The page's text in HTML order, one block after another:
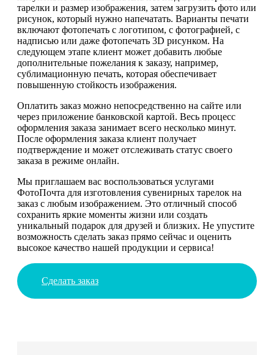
тарелки и размер изображения, затем загрузить фото или
рисунок, который нужно напечатать. Варианты печати
включают фотопечать с логотипом, с фотографией, с
надписью или даже фотопечать 3D рисунком. На
следующем этапе клиент может добавить любые
дополнительные пожелания к заказу, например,
сублимационную печать, которая обеспечивает
повышенную стойкость изображения.
Оплатить заказ можно непосредственно на сайте или
через приложение банковской картой. Весь процесс
оформления заказа занимает всего несколько минут.
После оформления заказа клиент получает
подтверждение и может отслеживать статус своего
заказа в режиме онлайн.
Мы приглашаем вас воспользоваться услугами
ФотоПочта для изготовления сувенирных тарелок на
заказ с любым изображением. Это отличный способ
сохранить яркие моменты жизни или создать
уникальный подарок для друзей и близких. Не упустите
возможность сделать заказ прямо сейчас и оценить
высокое качество нашей продукции и сервиса!
Сделать заказ